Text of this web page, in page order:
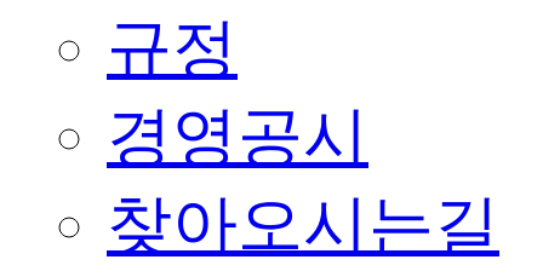
규정
경영공시
찾아오시는길